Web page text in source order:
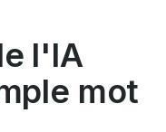
l'IA
mot